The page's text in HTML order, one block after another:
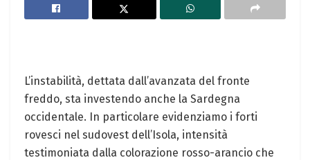
L’instabilità, dettata dall’avanzata del fronte
freddo, sta investendo anche la Sardegna
occidentale. In particolare evidenziamo i forti
rovesci nel sudovest dell’Isola, intensità
testimoniata dalla colorazione rosso-arancio che